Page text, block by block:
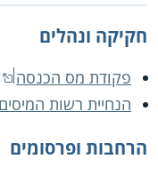
חקיקה ונהלים
פקודת מס הכנסה
הנחיית רשות המיסים מיום
הרחבות ופרסומים